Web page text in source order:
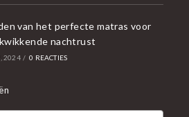
van het perfecte matras voor
nachtrust
2024 / 0 REACTIES